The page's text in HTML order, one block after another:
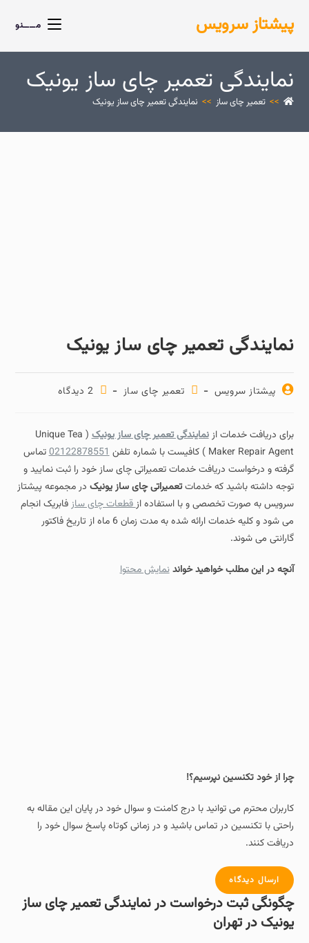
پیشتاز سرویس مــــنو
نمایندگی تعمیر چای ساز یونیک
>> تعمیر چای ساز >> نمایندگی تعمیر چای ساز یونیک
نمایندگی تعمیر چای ساز یونیک
پیشتاز سرویس تعمیر چای ساز 2 دیدگاه‌
برای دریافت خدمات ازنمایندگی تعمیر چای ساز یونیک
( Unique Tea
Maker Repair Agent ) کافیست با شماره تلفن
02122878551تماس
گرفته و درخواست دریافت خدمات تعمیراتی چای ساز خود را ثبت نمایید و
توجه داشته باشید که خدماتتعمیراتی چای ساز یونیک در مجموعه پیشتاز
سرویس به صورت تخصصی و با استفاده ازقطعات چای سازفابریک انجام
می شود و کلیه خدمات ارائه شده به مدت زمان 6 ماه از تاریخ فاکتور
گارانتی می شوند.
آنچه در این مطلب خواهید خواند نمایش محتوا
چرا از خود تکنسین نپرسیم؟!
کاربران محترم می توانید با درج کامنت و سوال خود در پایان این مقاله به
راحتی با تکنسین در تماس باشید و در زمانی کوتاه پاسخ سوال خود را
دریافت کنند.
ارسال دیدگاه
چگونگی ثبت درخواست در نمایندگی تعمیر چای ساز
یونیک در تهران